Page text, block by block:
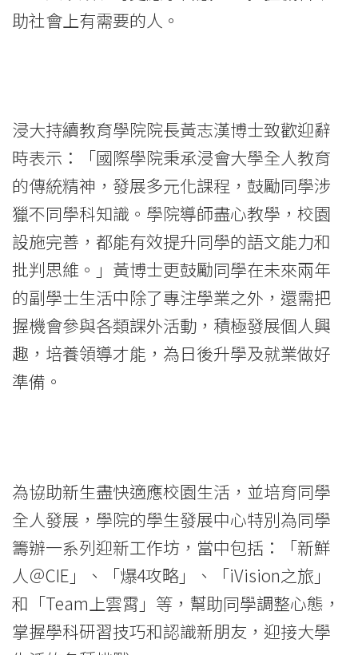
Hong
助社會上有需要的人。
浸大持續教育學院院長黃志漢博士致歡迎辭
時表示：「國際學院秉承浸會大學全人教育
的傳統精神，發展多元化課程，鼓勵同學涉
獵不同學科知識。學院導師盡心教學，校園
設施完善，都能有效提升同學的語文能力和
批判思維。」黃博士更鼓勵同學在未來兩年
的副學士生活中除了專注學業之外，還需把
握機會參與各類課外活動，積極發展個人興
趣，培養領導才能，為日後升學及就業做好
準備。
為協助新生盡快適應校園生活，並培育同學
全人發展，學院的學生發展中心特別為同學
籌辦一系列迎新工作坊，當中包括：「新鮮
人＠CIE」、「爆4攻略」、「iVision之旅」
和「Team上雲霄」等，幫助同學調整心態，
掌握學科研習技巧和認識新朋友，迎接大學